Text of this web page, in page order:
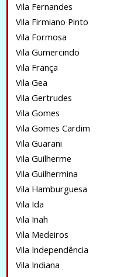
Vila Fernandes
Vila Firmiano Pinto
Vila Formosa
Vila Gumercindo
Vila França
Vila Gea
Vila Gertrudes
Vila Gomes
Vila Gomes Cardim
Vila Guarani
Vila Guilherme
Vila Guilhermina
Vila Hamburguesa
Vila Ida
Vila Inah
Vila Medeiros
Vila Independência
Vila Indiana